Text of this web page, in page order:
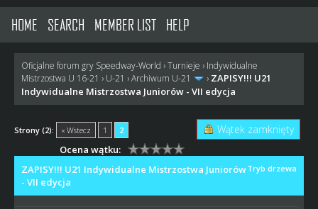
HOME SEARCH MEMBER LIST HELP
Oficjalne forum gry Speedway-World ›Turnieje › Indywidualne
Mistrzostwa U 16-21 › U-21 ›Archiwum U-21 › ZAPISY!!! U21
Indywidualne Mistrzostwa Juniorów - VII edycja
Strony (2): « Wstecz 1 2 Wątek zamknięty
Ocena wątku:
Tryb drzewa
ZAPISY!!! U21 Indywidualne Mistrzostwa Juniorów
- VII edycja